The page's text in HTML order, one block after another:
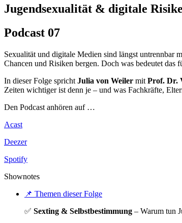
Jugendsexualität & digitale
Podcast 07
Sexualität und digitale Medien sind längst untrennbar
Chancen und Risiken bergen. Doch was bedeutet
In dieser Folge spricht Julia von Weiler mit Prof. Dr.
Zeiten wichtiger ist denn je – und was Fachkräfte,
Den Podcast anhören auf …
Acast
Deezer
Spotify
Shownotes
📌 Themen dieser Folge
✅ Sexting & Selbstbestimmung – Warum tun